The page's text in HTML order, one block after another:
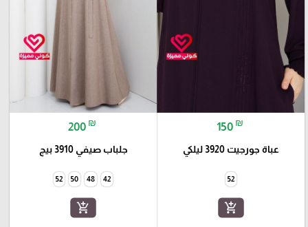
150 ₪
عباة جورجيت 3920 ليلكي
52
add_shopping_cart
200 ₪
جلباب صيفي 3910 بيج
42
48
50
52
add_shopping_cart